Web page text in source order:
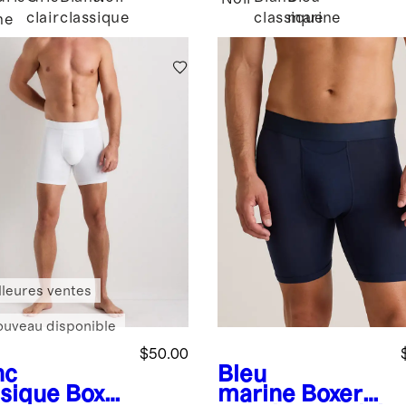
clairclassique
classique
marine
Boxe
$50.00
ventes
disponible
Bleu
marine Boxers